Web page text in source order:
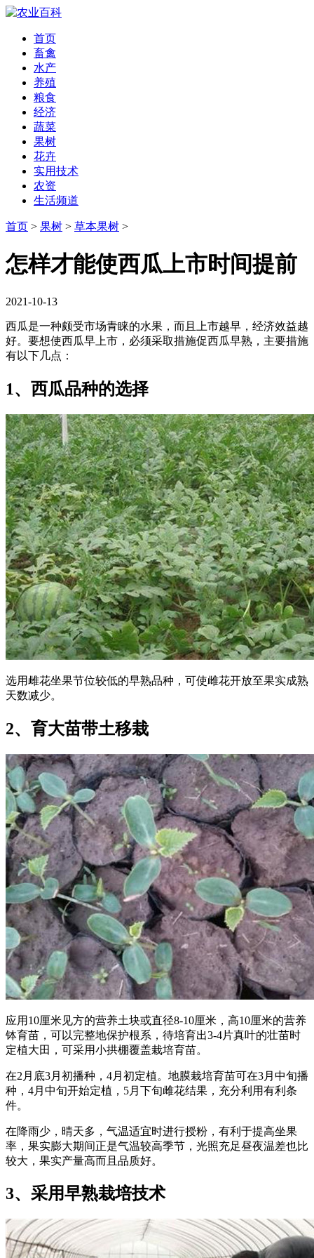
首页
畜禽
水产
养殖
粮食
经济
蔬菜
果树
花卉
实用技术
农资
生活频道
首页 > 果树 > 草本果树 >
怎样才能使西瓜上市时间提前
2021-10-13
西瓜是一种颇受市场青睐的水果，而且上市越早，经济效益越
好。要想使西瓜早上市，必须采取措施促西瓜早熟，主要措施
有以下几点：
1、西瓜品种的选择
选用雌花坐果节位较低的早熟品种，可使雌花开放至果实成熟
天数减少。
2、育大苗带土移栽
应用10厘米见方的营养土块或直径8-10厘米，高10厘米的营养
钵育苗，可以完整地保护根系，待培育出3-4片真叶的壮苗时
定植大田，可采用小拱棚覆盖栽培育苗。
在2月底3月初播种，4月初定植。地膜栽培育苗可在3月中旬播
种，4月中旬开始定植，5月下旬雌花结果，充分利用有利条
件。
在降雨少，晴天多，气温适宜时进行授粉，有利于提高坐果
率，果实膨大期间正是气温较高季节，光照充足昼夜温差也比
较大，果实产量高而且品质好。
3、采用早熟栽培技术